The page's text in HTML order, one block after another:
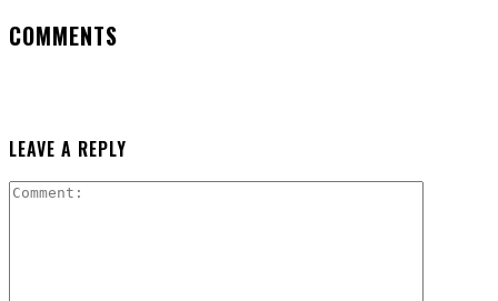
COMMENTS
LEAVE A REPLY